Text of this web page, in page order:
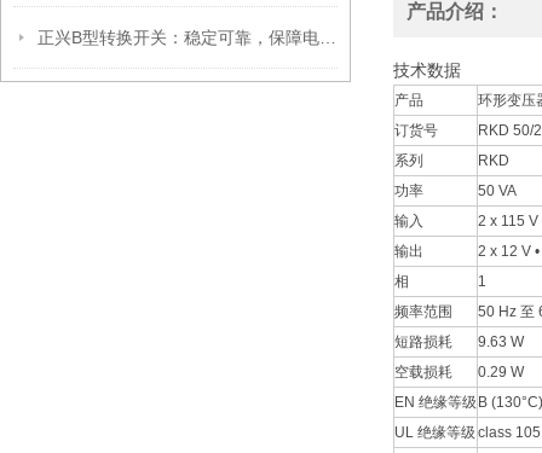
产品介绍：
技术数据
产品
环形变压
订货号
RKD 50/
系列
RKD
功率
50 VA
输入
2 x 115 V
输出
2 x 12 V
相
1
频率范围
50 Hz 至
短路损耗
9.63 W
空载损耗
0.29 W
EN 绝缘等级 B (130°C)
UL 绝缘等级 class 105